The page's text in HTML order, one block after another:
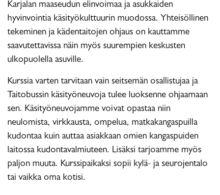
Karjalan maaseudun elinvoimaa ja asukkaiden
hyvinvointia käsityökulttuurin muodossa. Yhteisöllinen
tekeminen ja kädentaitojen ohjaus on kauttamme
saavutettavissa näin myös suurempien keskusten
ulkopuolella asuville.
Kurssia varten tarvitaan vain seitsemän osallistujaa ja
Taitobussin käsityöneuvoja tulee luoksenne ohjaamaan
sen. Käsityöneuvojamme voivat opastaa niin
neulomista, virkkausta, ompelua, matkakangaspuilla
kudontaa kuin auttaa asiakkaan omien kangaspuiden
laitossa kudontavalmiuteen. Lisäksi tarjoamme myös
paljon muuta. Kurssipaikaksi sopii kylä- ja seurojentalo
tai vaikka oma kotisi.